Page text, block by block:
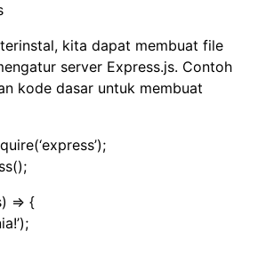
kita dapat membuat file
server Express.js. Contoh
kode dasar untuk membuat
=> {